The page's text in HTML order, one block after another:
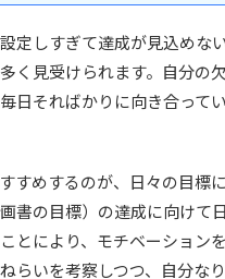
定しすぎて達成が見込めな
く見受けられます。自分の
日そればかりに向き合って
すめするのが、日々の目標に
書の目標）の達成に向けて
とにより、モチベーション
らいを考察しつつ、自分な